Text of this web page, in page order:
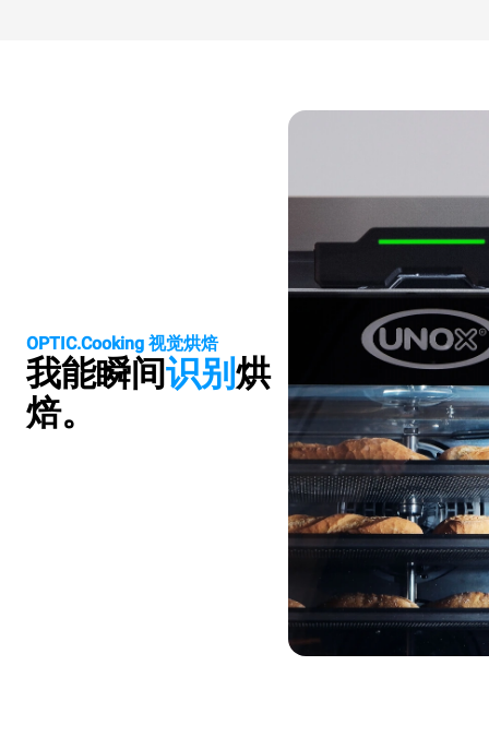
OPTIC.Cooking 视觉烘焙
我能瞬间识别烘
焙。